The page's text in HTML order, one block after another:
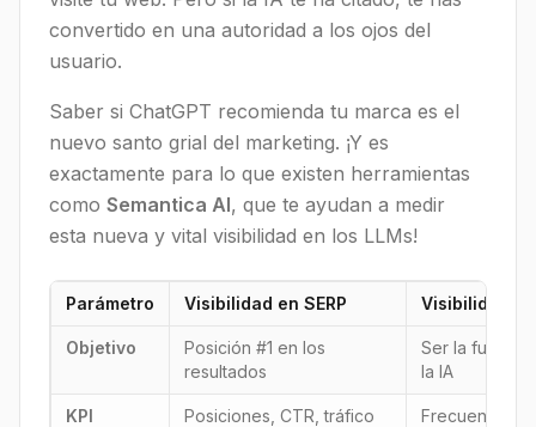
convertido en una autoridad a los ojos del
usuario.
Saber si ChatGPT recomienda tu marca es el
nuevo santo grial del marketing. ¡Y es
exactamente para lo que existen herramientas
como Semantica AI, que te ayudan a medir
esta nueva y vital visibilidad en los LLMs!
Parámetro Visibilidad en SERP Visibilidad en
Objetivo
Posición #1 en los
resultados
Ser la fuente/
la IA
KPI Posiciones, CTR, tráfico
Frecuencia